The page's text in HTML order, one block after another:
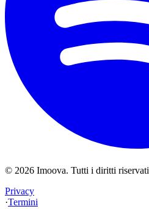
© 2026 Imoova. Tutti i diritti riservati
Privacy
·Termini